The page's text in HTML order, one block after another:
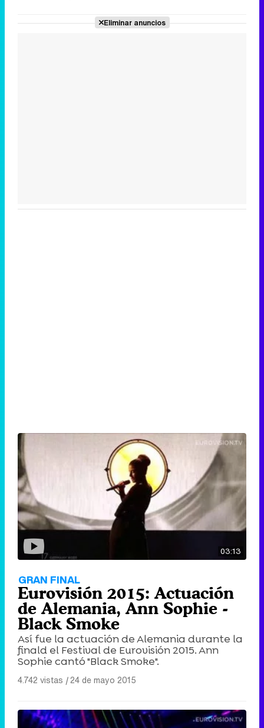
Eliminar anuncios
03:13
GRAN FINAL
Eurovisión 2015: Actuación
de Alemania, Ann Sophie -
Black Smoke
Así fue la actuación de Alemania durante la
finald el Festival de Eurovisión 2015. Ann
Sophie cantó "Black Smoke".
4.742 vistas |24 de mayo 2015